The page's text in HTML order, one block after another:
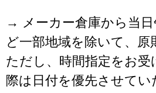
→ メーカー倉庫から当
ど一部地域を除いて、
ただし、時間指定をお
際は日付を優先させてい